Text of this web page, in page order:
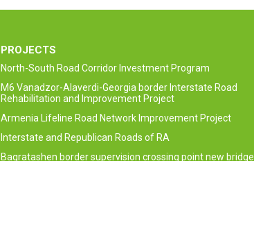
PROJECTS
North-South Road Corridor Investment Program
M6 Vanadzor-Alaverdi-Georgia border Interstate Road
Rehabilitation and Improvement Project
Armenia Lifeline Road Network Improvement Project
Interstate and Republican Roads of RA
Bagratashen border supervision crossing point new bridge